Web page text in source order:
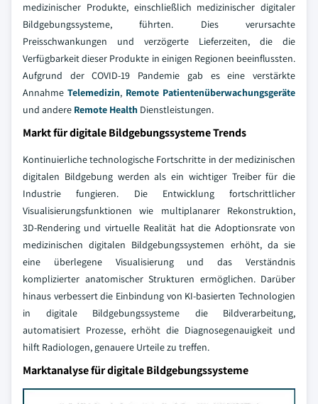
medizinischer Produkte, einschließlich medizinischer digitaler
Bildgebungssysteme, führten. Dies verursachte
Preisschwankungen und verzögerte Lieferzeiten, die die
Verfügbarkeit dieser Produkte in einigen Regionen beeinflussten.
Aufgrund der COVID-19 Pandemie gab es eine verstärkte
Annahme Telemedizin, Remote Patientenüberwachungsgeräte
und andere Remote Health Dienstleistungen.
Markt für digitale Bildgebungssysteme Trends
Kontinuierliche technologische Fortschritte in der medizinischen
digitalen Bildgebung werden als ein wichtiger Treiber für die
Industrie fungieren. Die Entwicklung fortschrittlicher
Visualisierungsfunktionen wie multiplanarer Rekonstruktion,
3D-Rendering und virtuelle Realität hat die Adoptionsrate von
medizinischen digitalen Bildgebungssystemen erhöht, da sie
eine überlegene Visualisierung und das Verständnis
komplizierter anatomischer Strukturen ermöglichen. Darüber
hinaus verbessert die Einbindung von KI-basierten Technologien
in digitale Bildgebungssysteme die Bildverarbeitung,
automatisiert Prozesse, erhöht die Diagnosegenauigkeit und
hilft Radiologen, genauere Urteile zu treffen.
Marktanalyse für digitale Bildgebungssysteme